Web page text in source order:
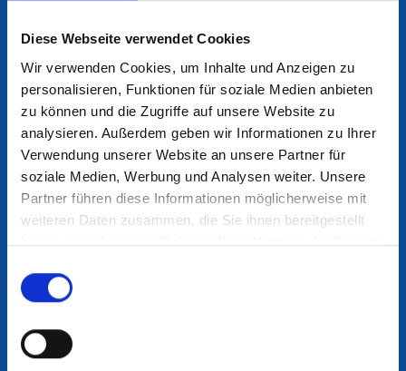
Diese Webseite verwendet Cookies
Wir verwenden Cookies, um Inhalte und Anzeigen zu
personalisieren, Funktionen für soziale Medien anbieten
zu können und die Zugriffe auf unsere Website zu
analysieren. Außerdem geben wir Informationen zu Ihrer
Verwendung unserer Website an unsere Partner für
soziale Medien, Werbung und Analysen weiter. Unsere
Partner führen diese Informationen möglicherweise mit
weiteren Daten zusammen, die Sie ihnen bereitgestellt
haben oder die sie im Rahmen Ihrer Nutzung der Dienste